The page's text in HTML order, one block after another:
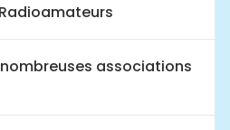
nombreuses associations